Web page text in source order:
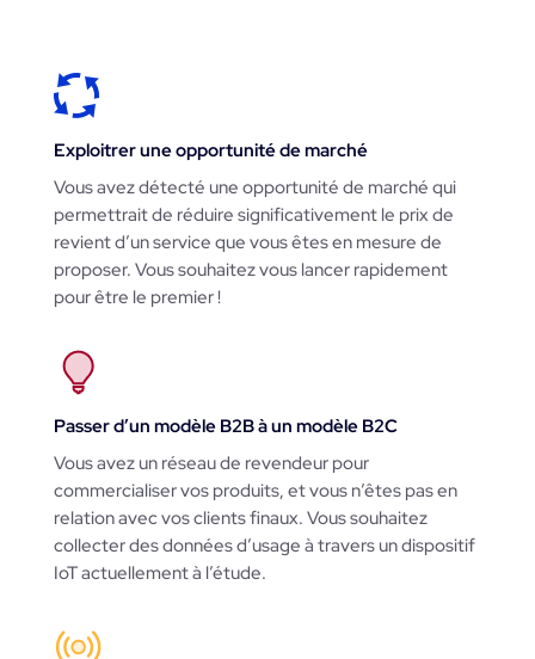
Exploitrer une opportunité de marché
Vous avez détecté une opportunité de marché qui
permettrait de réduire significativement le prix de
revient d’un service que vous êtes en mesure de
proposer. Vous souhaitez vous lancer rapidement
pour être le premier !
Passer d’un modèle B2B à un modèle B2C
Vous avez un réseau de revendeur pour
commercialiser vos produits, et vous n’êtes pas en
relation avec vos clients finaux. Vous souhaitez
collecter des données d’usage à travers un dispositif
IoT actuellement à l’étude.